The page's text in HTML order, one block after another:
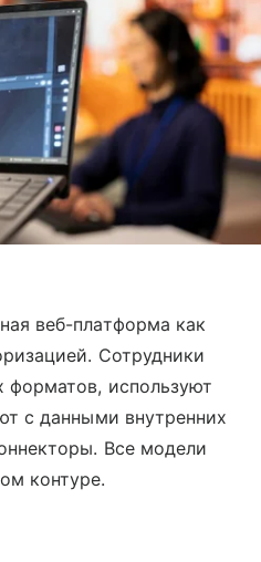
веб-платформа как
Сотрудники
используют
с данными внутренних
Все модели
контуре.